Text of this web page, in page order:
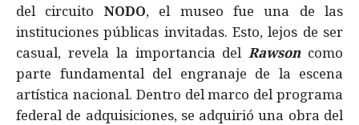
del circuito NODO, el museo fue una de las
instituciones públicas invitadas. Esto, lejos de ser
casual, revela la importancia delRawsoncomo
parte fundamental del engranaje de la escena
artística nacional. Dentro del marco del programa
federal de adquisiciones, se adquirió una obra del